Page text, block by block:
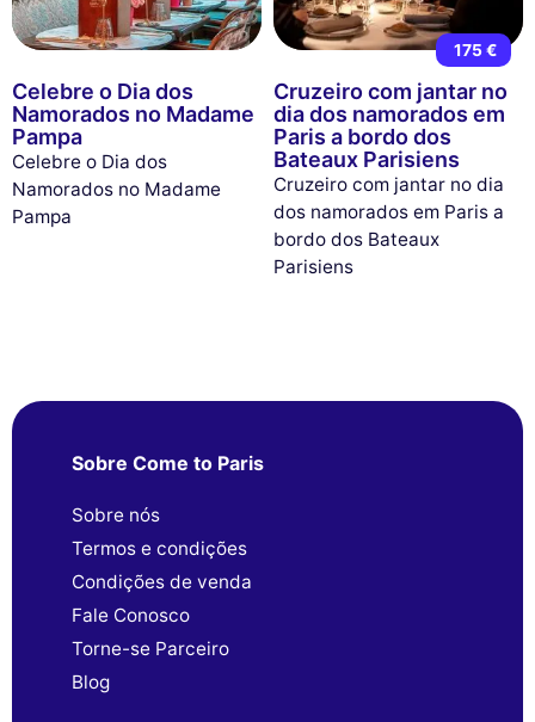
Celebre o Dia dos
Namorados no Madame
Pampa
Celebre o Dia dos
Namorados no Madame
Pampa
175 €
Cruzeiro com jantar no
dia dos namorados em
Paris a bordo dos
Bateaux Parisiens
Cruzeiro com jantar no dia
dos namorados em Paris a
bordo dos Bateaux
Parisiens
Sobre Come to Paris
Sobre nós
Termos e condições
Condições de venda
Fale Conosco
Torne-se Parceiro
Blog